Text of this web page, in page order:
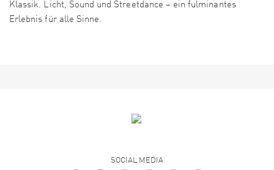
Klassik. Licht, Sound und Streetdance – ein fulminantes
Erlebnis für alle Sinne.
SOCIAL MEDIA